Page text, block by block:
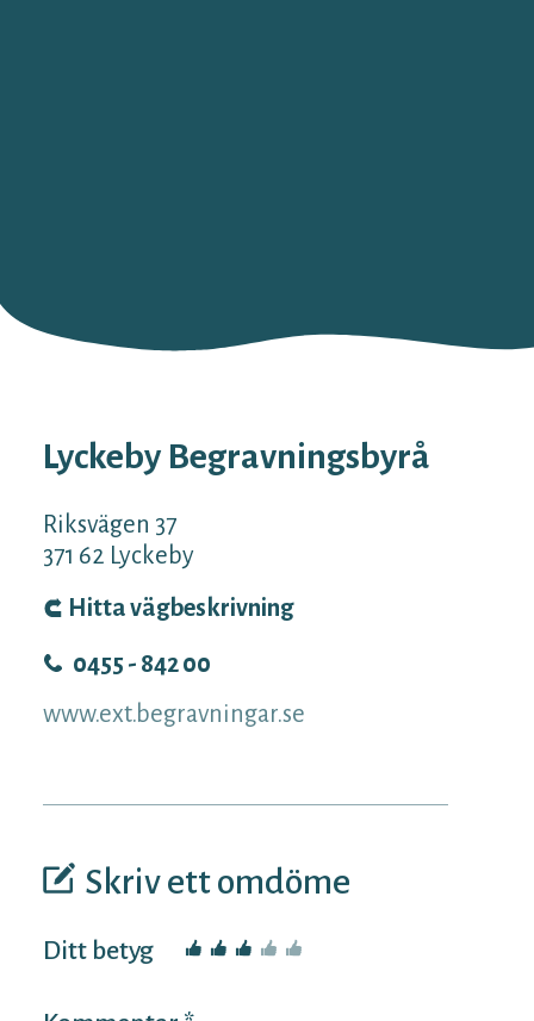
Skriv ett omdöme
Ditt betyg
Lyckeby Begravningsbyrå
Riksvägen 37
371 62 Lyckeby
Hitta vägbeskrivning
0455 - 842 00
www.ext.begravningar.se